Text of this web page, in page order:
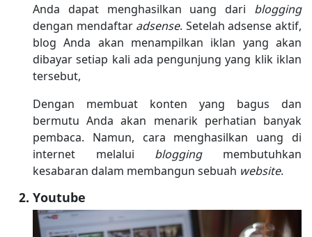
Anda dapat menghasilkan uang dari blogging
dengan mendaftar adsense. Setelah adsense aktif,
blog Anda akan menampilkan iklan yang akan
dibayar setiap kali ada pengunjung yang klik iklan
tersebut,
Dengan membuat konten yang bagus dan
bermutu Anda akan menarik perhatian banyak
pembaca. Namun, cara menghasilkan uang di
internet melalui blogging membutuhkan
kesabaran dalam membangun sebuah website.
Youtube